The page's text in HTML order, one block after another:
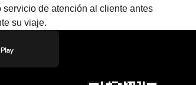
servicio de atención al cliente antes
su viaje.